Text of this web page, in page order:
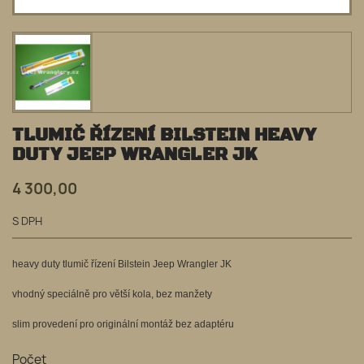
TLUMIČ ŘÍZENÍ BILSTEIN HEAVY
DUTY JEEP WRANGLER JK
4 300,00
S DPH
heavy duty tlumič řízení Bilstein Jeep Wrangler JK
vhodný speciálně pro větší kola, bez manžety
slim provedení pro originální montáž bez adaptéru
Počet